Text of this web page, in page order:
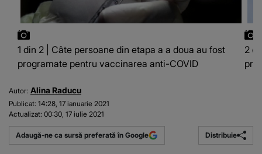
1 din 2 | Câte persoane din etapa a a doua au fost
programate pentru vaccinarea anti-COVID
2
Autor: Alina Raducu
Publicat: 14:28, 17 ianuarie 2021
Actualizat: 00:30, 17 iulie 2021
Adaugă-ne ca sursă preferată în Google Distribuie